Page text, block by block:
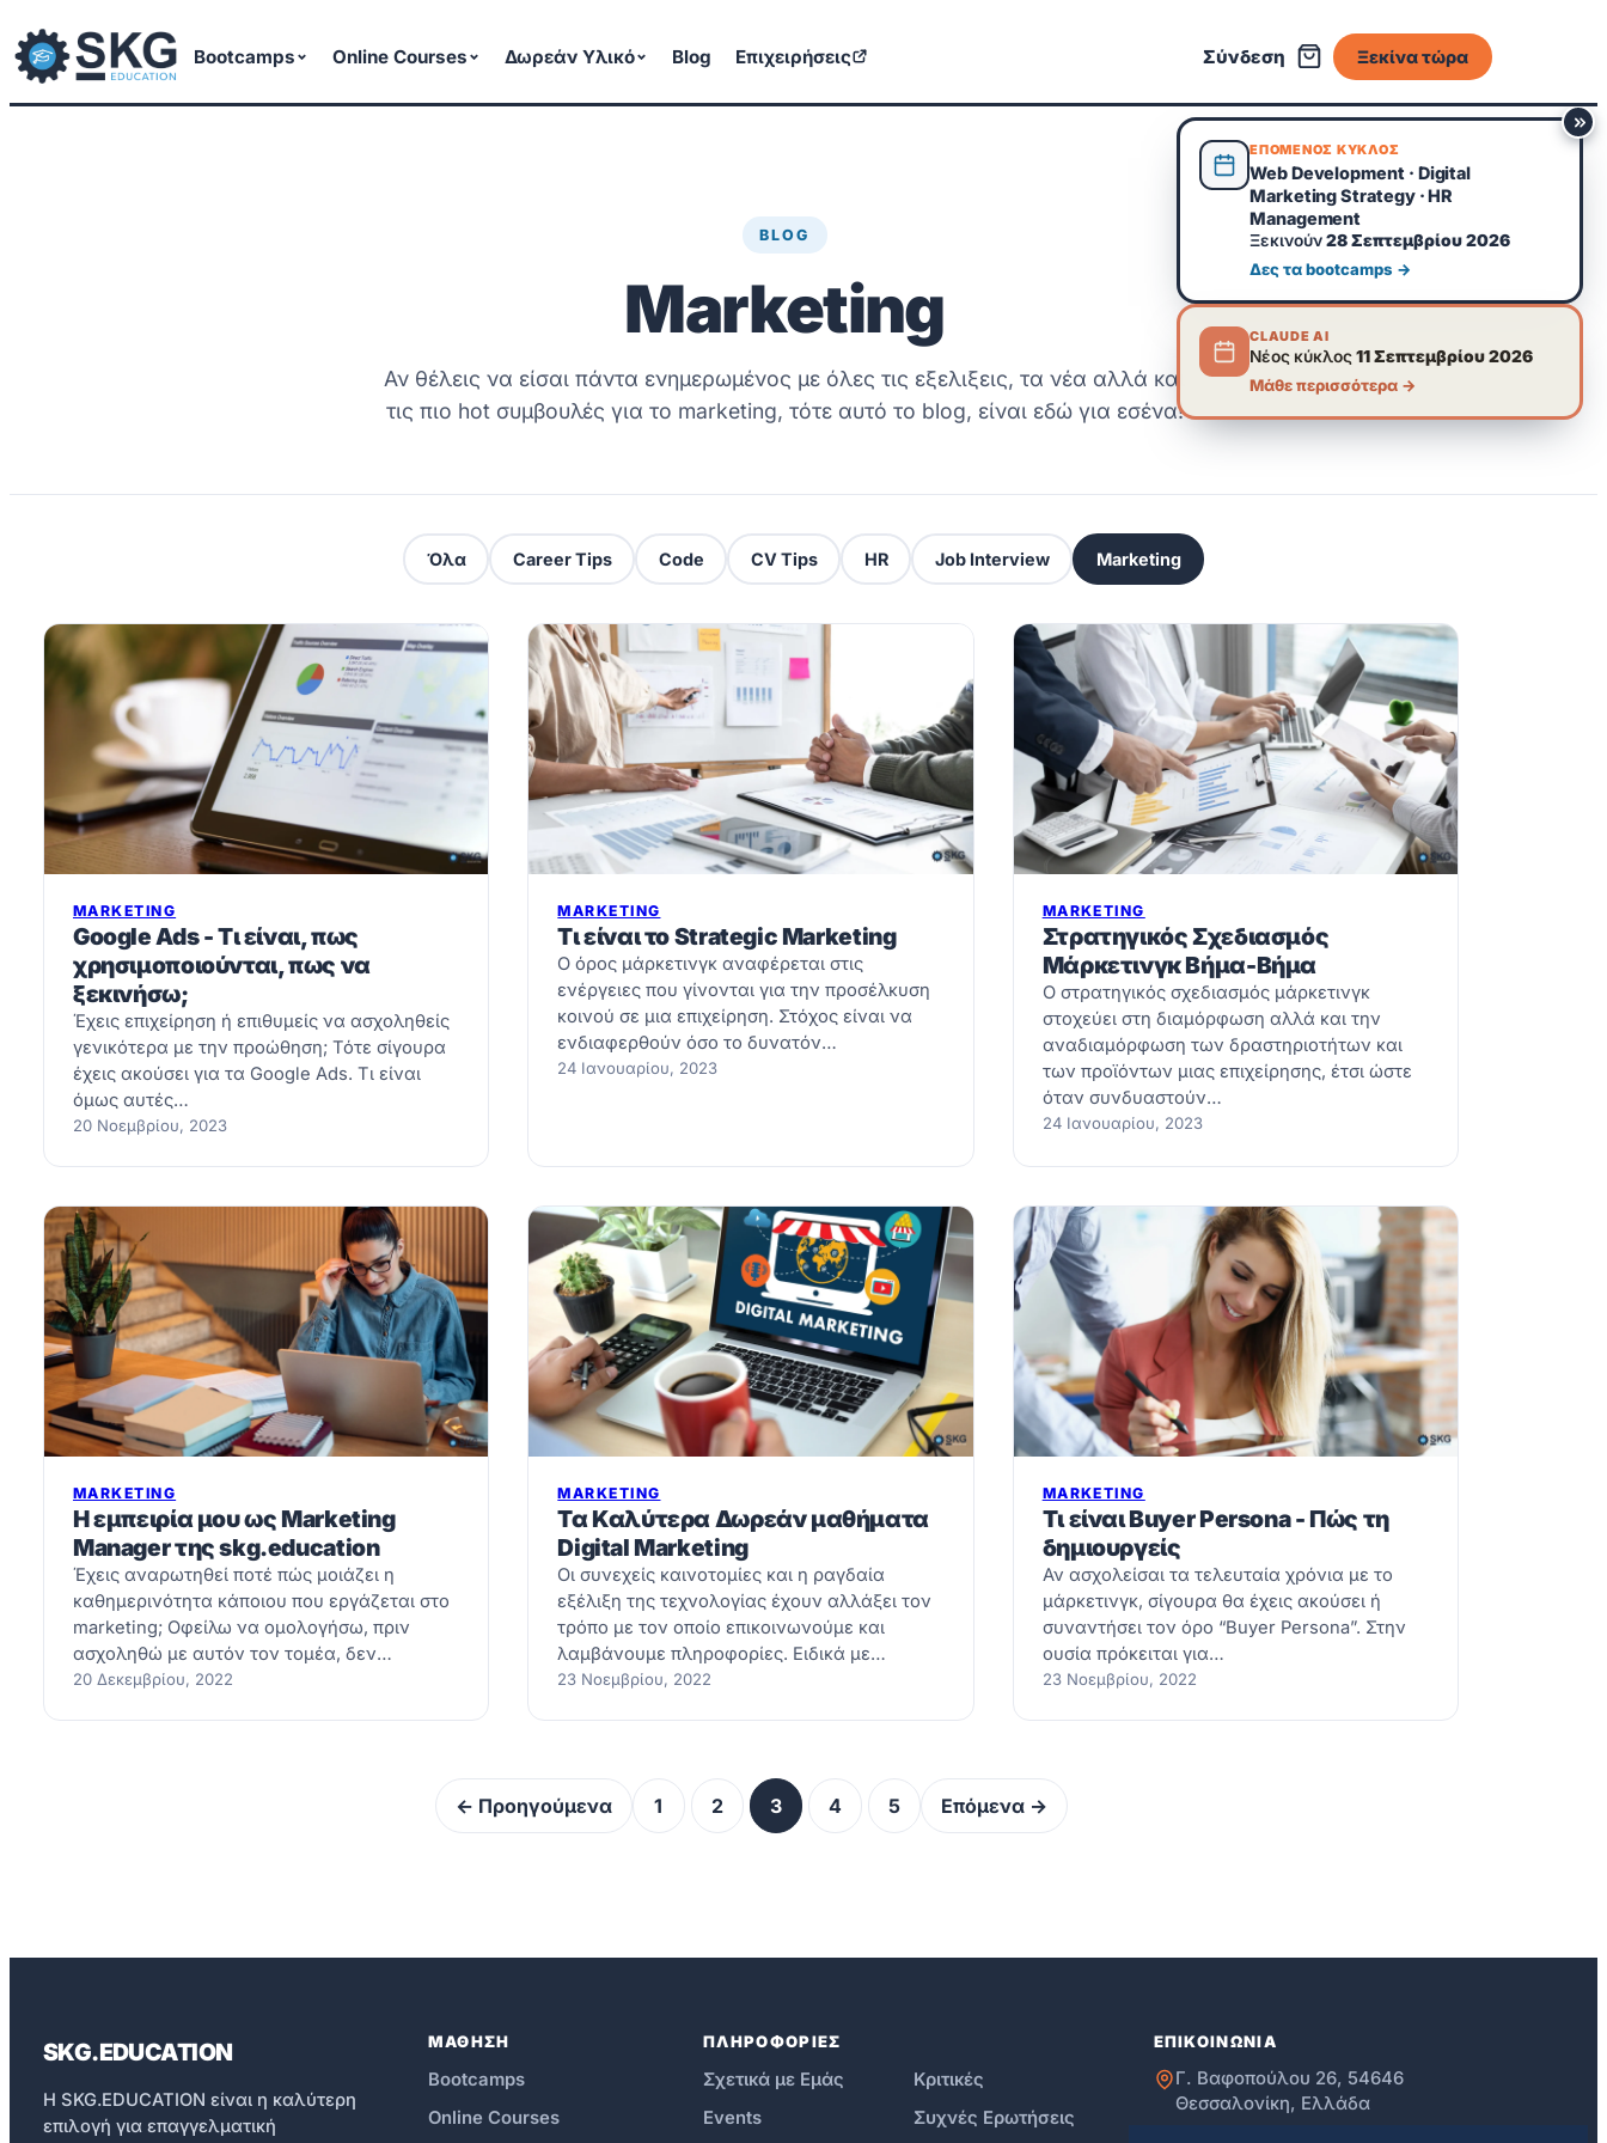
Μετάβαση
στο
περιεχόμενο
Bootcamps Online Courses Δωρεάν Υλικό Blog Επιχειρήσεις Σύνδεση Ξεκίνα τώρα
BLOG
Marketing
Αν θέλεις να είσαι πάντα ενημερωμένος με όλες τις εξελιξεις, τα νέα αλλά και
τις πιο hot συμβουλές για το marketing, τότε αυτό το blog, είναι εδώ για εσένα!
Όλα Career Tips Code CV Tips HR Job Interview Marketing
MARKETING
Google Ads - Τι είναι, πως
χρησιμοποιούνται, πως να
ξεκινήσω;
Έχεις επιχείρηση ή επιθυμείς να ασχοληθείς
γενικότερα με την προώθηση; Τότε σίγουρα
έχεις ακούσει για τα Google Ads. Tι είναι
όμως αυτές…
20 Νοεμβρίου, 2023
MARKETING
Τι είναι το Strategic Marketing
Ο όρος μάρκετινγκ αναφέρεται στις
ενέργειες που γίνονται για την προσέλκυση
κοινού σε μια επιχείρηση. Στόχος είναι να
ενδιαφερθούν όσο το δυνατόν…
24 Ιανουαρίου, 2023
MARKETING
Στρατηγικός Σχεδιασμός
Μάρκετινγκ Βήμα-Βήμα
Ο στρατηγικός σχεδιασμός μάρκετινγκ
στοχεύει στη διαμόρφωση αλλά και την
αναδιαμόρφωση των δραστηριοτήτων και
των προϊόντων μιας επιχείρησης, έτσι ώστε
όταν συνδυαστούν…
24 Ιανουαρίου, 2023
MARKETING
Η εμπειρία μου ως Marketing
Manager της skg.education
Έχεις αναρωτηθεί ποτέ πώς μοιάζει η
καθημερινότητα κάποιου που εργάζεται στο
marketing; Οφείλω να ομολογήσω, πριν
ασχοληθώ με αυτόν τον τομέα, δεν…
20 Δεκεμβρίου, 2022
MARKETING
Τα Καλύτερα Δωρεάν μαθήματα
Digital Marketing
Οι συνεχείς καινοτομίες και η ραγδαία
εξέλιξη της τεχνολογίας έχουν αλλάξει τον
τρόπο με τον οποίο επικοινωνούμε και
λαμβάνουμε πληροφορίες. Ειδικά με…
23 Νοεμβρίου, 2022
MARKETING
Τι είναι Buyer Persona - Πώς τη
δημιουργείς
Αν ασχολείσαι τα τελευταία χρόνια με το
μάρκετινγκ, σίγουρα θα έχεις ακούσει ή
συναντήσει τον όρο “Buyer Persona”. Στην
ουσία πρόκειται για…
23 Νοεμβρίου, 2022
← Προηγούμενα 1 2 3 4 5 Επόμενα →
SKG.EDUCATION
Η SKG.EDUCATION είναι η καλύτερη
επιλογή για επαγγελματική
ΜΑΘΗΣΗ
Bootcamps
Online Courses
ΠΛΗΡΟΦΟΡΙΕΣ
Σχετικά με Εμάς
Κριτικές
Events
Συχνές Ερωτήσεις
ΕΠΙΚΟΙΝΩΝΙΑ
Γ. Βαφοπούλου 26, 54646
Θεσσαλονίκη, Ελλάδα
ΕΠΟΜΕΝΟΣ ΚΥΚΛΟΣ
Web Development · Digital
Marketing Strategy · HR
Management
Ξεκινούν28 Σεπτεμβρίου 2026
Δες τα bootcamps →
CLAUDE AI
Νέος κύκλος11 Σεπτεμβρίου 2026
Μάθε περισσότερα →